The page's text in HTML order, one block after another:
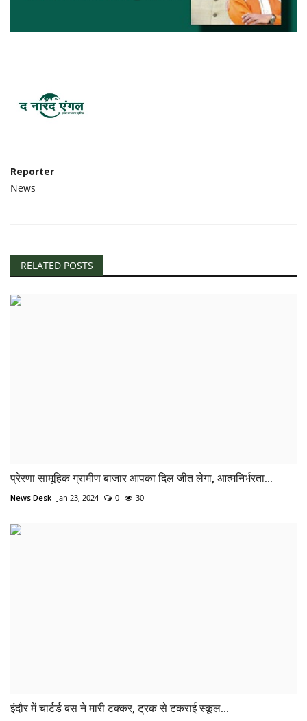
Reporter
News
RELATED POSTS
प्रेरणा सामूहिक ग्रामीण बाजार आपका दिल जीत लेगा, आत्मनिर्भरता...
News Desk Jan 23, 2024 0 30
इंदौर में चार्टर्ड बस ने मारी टक्कर, ट्रक से टकराई स्कूल...